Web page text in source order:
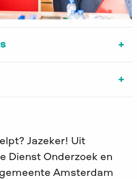
Jazeker! Uit
Dienst Onderzoek en
Amsterdam